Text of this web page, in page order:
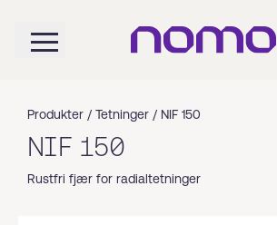
Produkter / Tetninger / NIF 150
NIF 150
Rustfri fjær for radialtetninger